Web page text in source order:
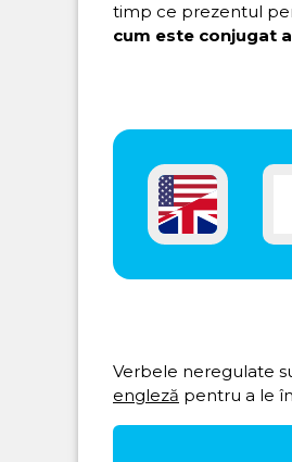
timp ce prezentul
cum este conjugat
Verbele neregulate
engleză pentru a le